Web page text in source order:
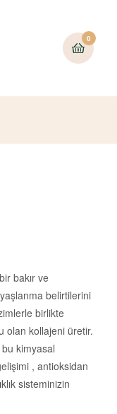
0
bakır ve
belirtilerini
birlikte
olan kollajeni üretir.
bu kimyasal
, antioksidan
sisteminizin